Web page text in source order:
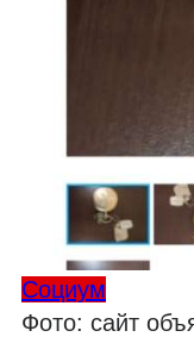
Социум
Фото: сайт